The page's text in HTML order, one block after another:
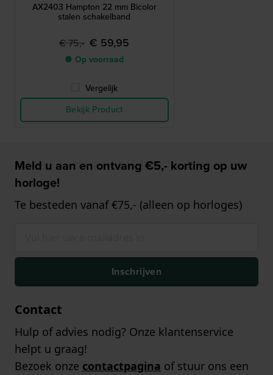
AX2403 Hampton 22 mm Bicolor
stalen schakelband
€ 75,- € 59,95
● Op voorraad
Vergelijk
Bekijk Product
Meld u aan en ontvang €5,- korting op uw
horloge!
Te besteden vanaf €75,- (alleen op horloges)
Inschrijven
Contact
Hulp of advies nodig? Onze klantenservice
helpt u graag!
Bezoek onze contactpagina of stuur ons een